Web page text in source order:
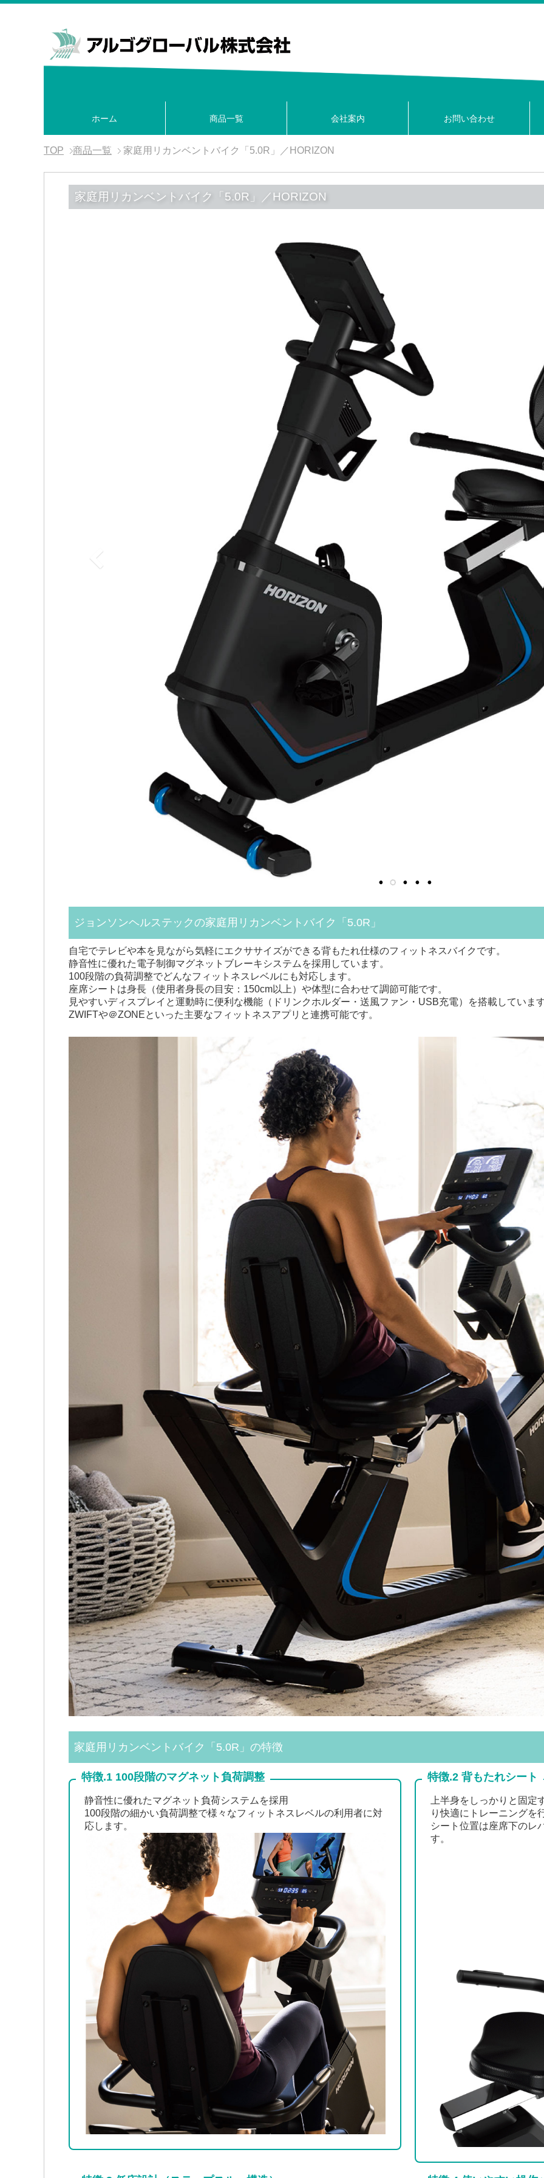
ホーム 商品一覧 会社案内 お問い合わせ
TOP 商品一覧 家庭用リカンベントバイク「5.0R」／HORIZON
家庭用リカンベントバイク「5.0R」／HORIZON
ジョンソンヘルステックの家庭用リカンベントバイク「5.0R」
自宅でテレビや本を見ながら気軽にエクササイズができる背もたれ仕様のフィットネスバイクです。
静音性に優れた電子制御マグネットブレーキシステムを採用しています。
100段階の負荷調整でどんなフィットネスレベルにも対応します。
座席シートは身長（使用者身長の目安：150cm以上）や体型に合わせて調節可能です。
見やすいディスプレイと運動時に便利な機能（ドリンクホルダー・送風ファン・USB充電）を搭載していま
ZWIFTや＠ZONEといった主要なフィットネスアプリと連携可能です。
家庭用リカンベントバイク「5.0R」の特徴
特徴.1 100段階のマグネット負荷調整
静音性に優れたマグネット負荷システムを採用
100段階の細かい負荷調整で様々なフィットネスレベルの利用者に対
応します。
特徴.2 背もたれシート
上半身をしっかりと固定
り快適にトレーニングを
シート位置は座席下のレ
す。